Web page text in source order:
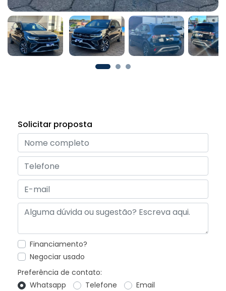
Solicitar proposta
Financiamento?
Negociar usado
Preferência de contato:
Whatsapp
Telefone Email